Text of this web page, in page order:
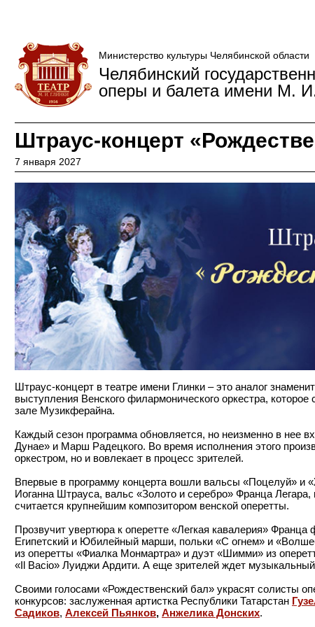
Министерство культуры Челябинской области
Челябинский
оперы и балета имени М.
Штраус-концерт
7 января 2027
Штраус-концерт в театре имени Глинки – это аналог
выступления Венского филармонического оркестра,
зале Музикферайна.
Каждый сезон программа обновляется, но неизменно в нее
Дунае» и Марш Радецкого. Во время исполнения этого
оркестром, но и вовлекает в процесс зрителей.
Впервые в программу концерта вошли вальсы «Поцелуй» и
Иоганна Штрауса, вальс «Золото и серебро» Франца
считается крупнейшим композитором венской оперетты.
Прозвучит увертюра к оперетте «Легкая кавалерия»
Египетский и Юбилейный марши, польки «С огнем» и
из оперетты «Фиалка Монмартра» и дуэт «Шимми» из
«Il Bacio» Луиджи Ардити. А еще зрителей ждет
Своими голосами «Рождественский бал» украсят солисты
конкурсов: заслуженная артистка Республики Татарстан
Садиков, Алексей Пьянков, Анжелика Донских.